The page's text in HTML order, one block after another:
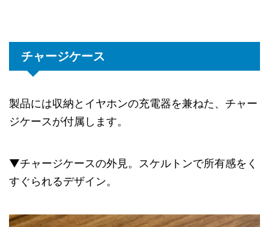
チャージケース
製品には収納とイヤホンの充電器を兼ねた、チャー
ジケースが付属します。
▼チャージケースの外見。スケルトンで所有感をく
すぐられるデザイン。